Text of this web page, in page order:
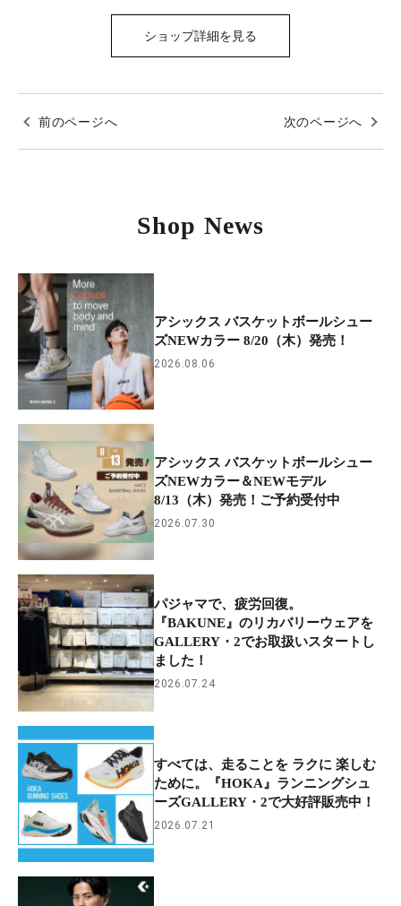
ショップ詳細を見る
前のページへ 次のページへ
Shop News
アシックス バスケットボールシュー
ズNEWカラー 8/20（木）発売！
2026.08.06
アシックス バスケットボールシュー
ズNEWカラー＆NEWモデル
8/13（木）発売！ご予約受付中
2026.07.30
パジャマで、疲労回復。
『BAKUNE』のリカバリーウェアを
GALLERY・2でお取扱いスタートし
ました！
2026.07.24
すべては、走ることを ラクに 楽しむ
ために。『HOKA』ランニングシュ
ーズGALLERY・2で大好評販売中！
2026.07.21